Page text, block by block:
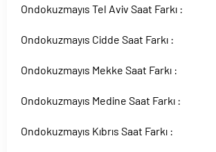
Ondokuzmayıs Tel Aviv Saat Farkı :
Ondokuzmayıs Cidde Saat Farkı :
Ondokuzmayıs Mekke Saat Farkı :
Ondokuzmayıs Medine Saat Farkı :
Ondokuzmayıs Kıbrıs Saat Farkı :